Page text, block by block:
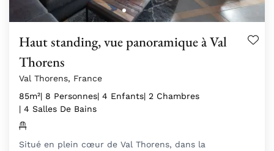
Haut standing, vue panoramique à Val
Thorens
Val Thorens, France
85m²| 8 Personnes| 4 Enfants| 2 Chambres
| 4 Salles De Bains
Situé en plein cœur de Val Thorens, dans la